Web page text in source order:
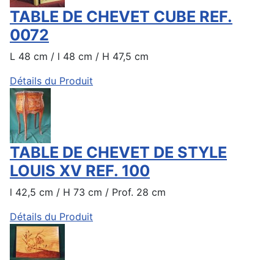
TABLE DE CHEVET CUBE REF.
0072
L 48 cm / l 48 cm / H 47,5 cm
Détails du Produit
TABLE DE CHEVET DE STYLE
LOUIS XV REF. 100
l 42,5 cm / H 73 cm / Prof. 28 cm
Détails du Produit